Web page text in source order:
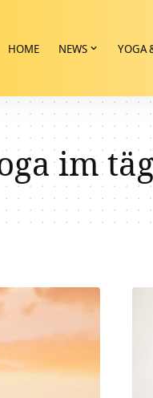
HOME NEWS YOGA
im